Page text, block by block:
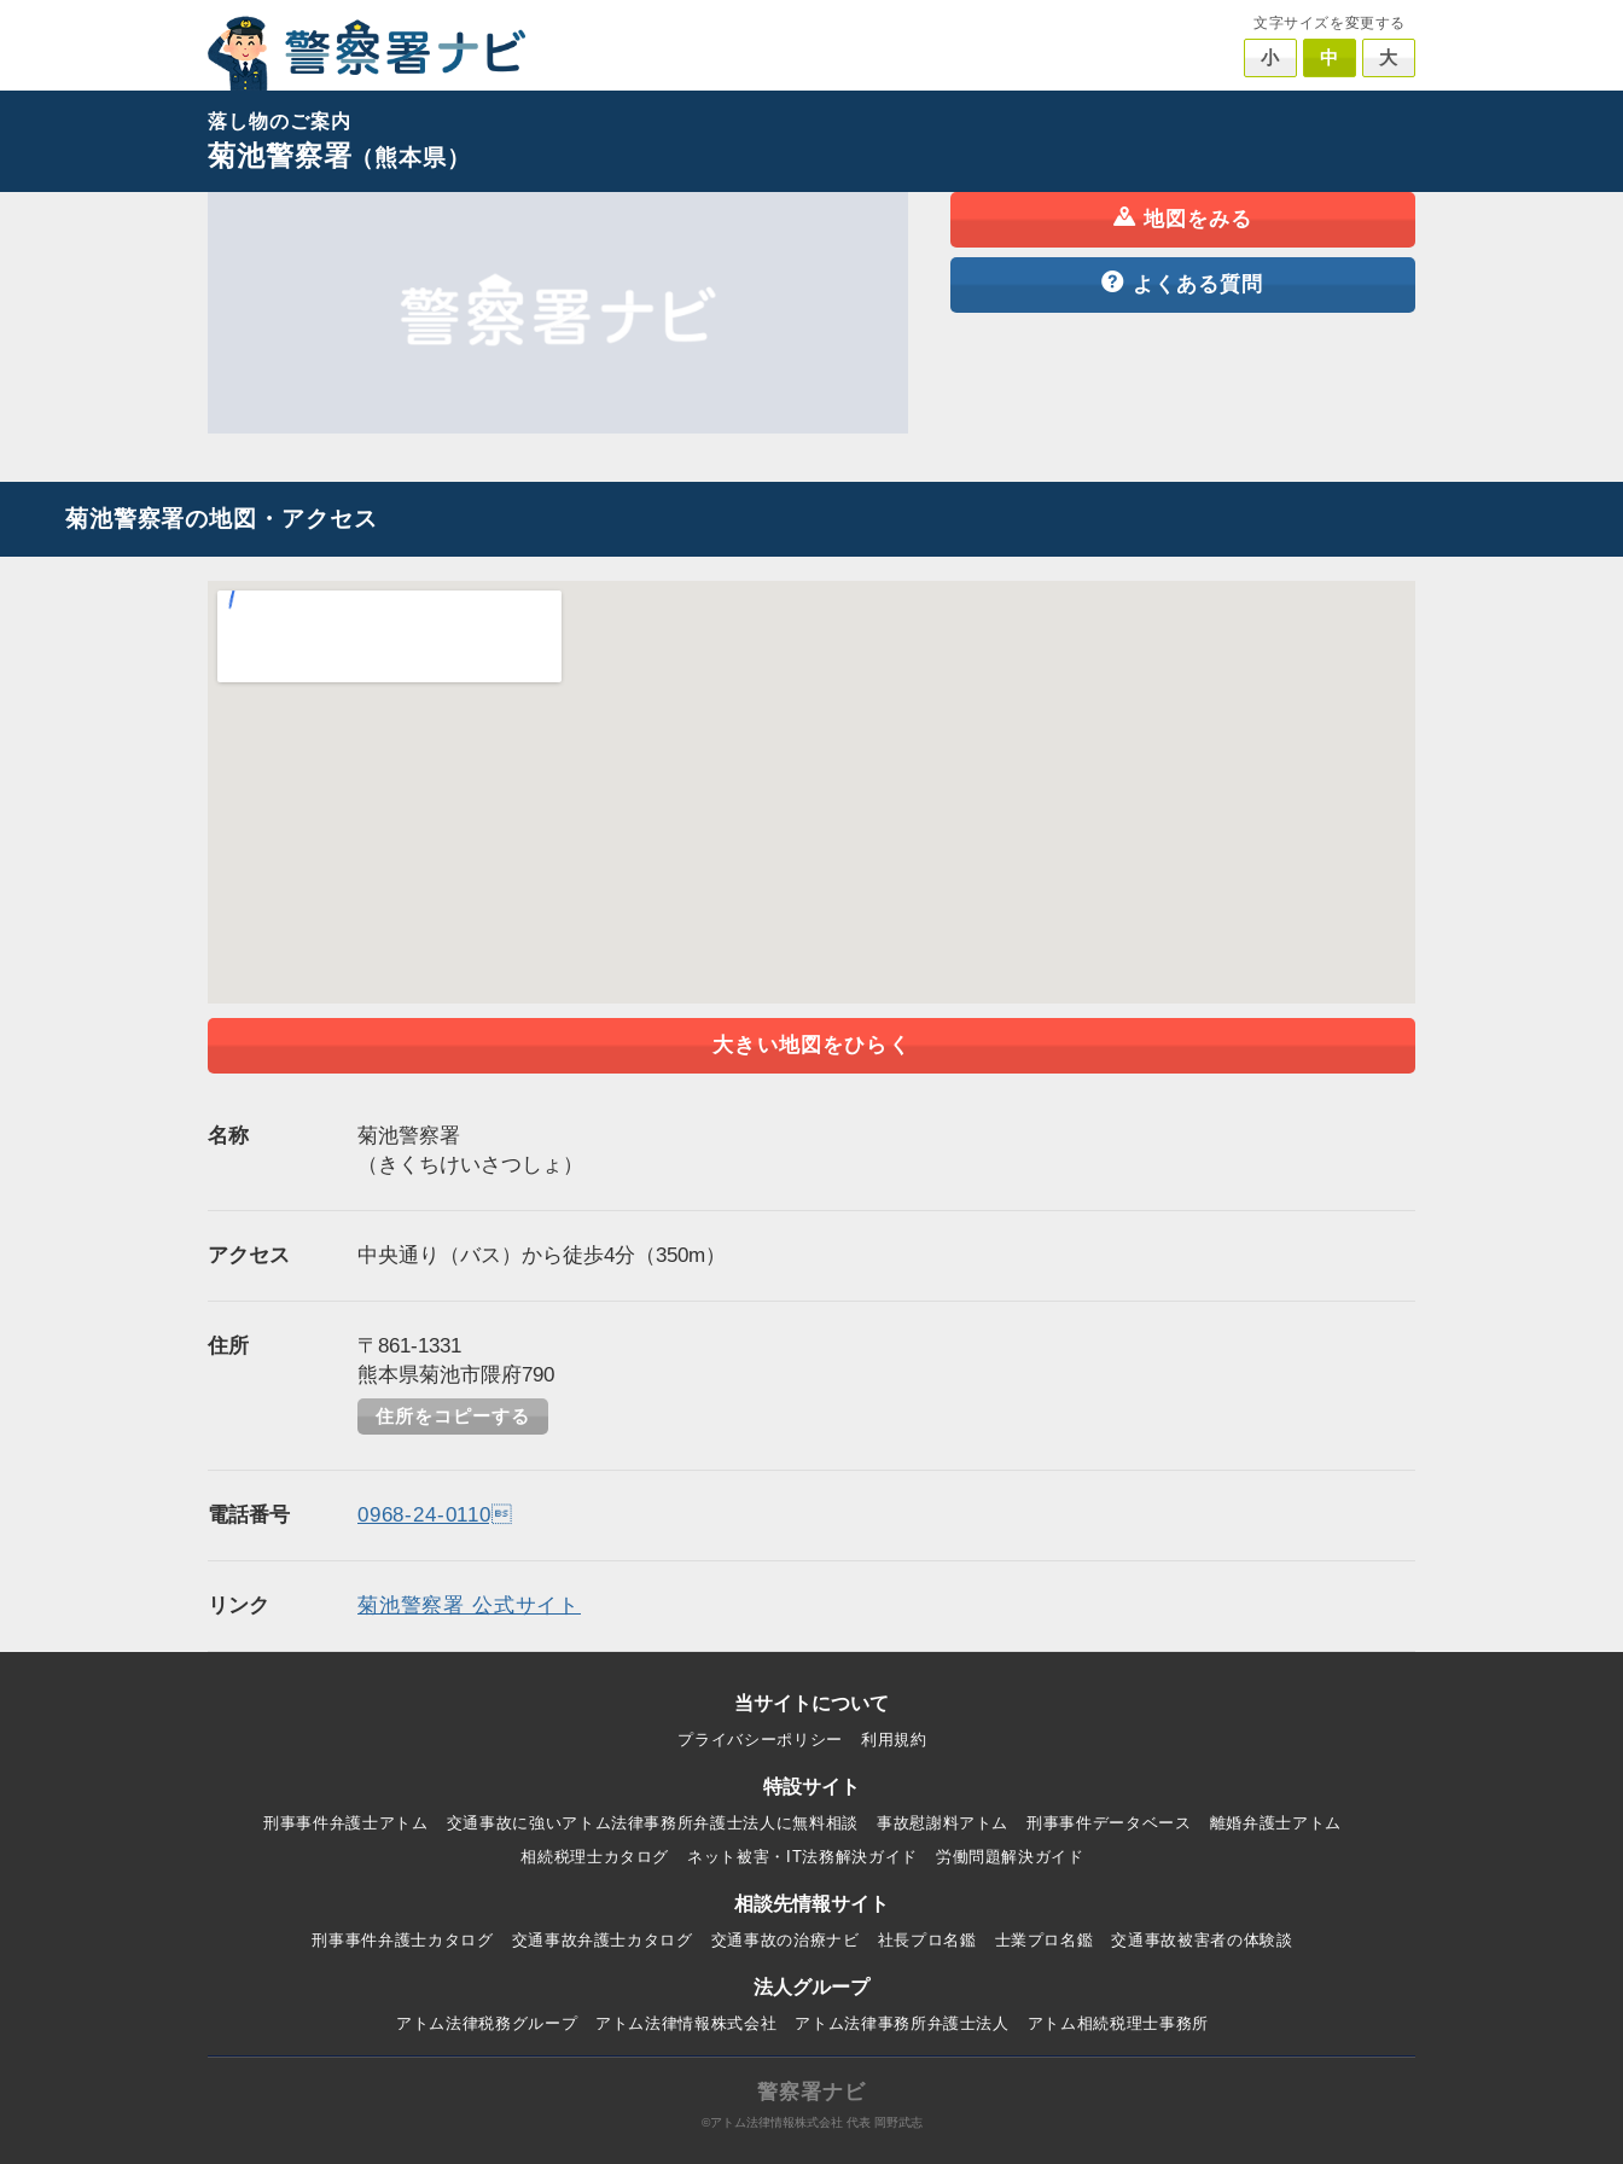
文字サイズを変更する
小 中 大
落し物のご案内
菊池警察署（熊本県）
地図をみる
よくある質問
菊池警察署の地図・アクセス
大きい地図をひらく
名称
菊池警察署
（きくちけいさつしょ）
アクセス 中央通り（バス）から徒歩4分（350m）
住所
〒861-1331
熊本県菊池市隈府790
住所をコピーする
電話番号 0968-24-0110
リンク 菊池警察署 公式サイト
当サイトについて
プライバシーポリシー 利用規約
特設サイト
刑事事件弁護士アトム 交通事故に強いアトム法律事務所弁護士法人に無料相談 事故慰謝料アトム 刑事事件データベース
離婚弁護士アトム
相続税理士カタログ
ネット被害・IT法務解決ガイド 労働問題解決ガイド
相談先情報サイト
刑事事件弁護士カタログ 交通事故弁護士カタログ 交通事故の治療ナビ 社長プロ名鑑 士業プロ名鑑 交通事故被害者の体験談
法人グループ
アトム法律税務グループ アトム法律情報株式会社 アトム法律事務所弁護士法人 アトム相続税理士事務所
警察署ナビ
©アトム法律情報株式会社 代表 岡野武志